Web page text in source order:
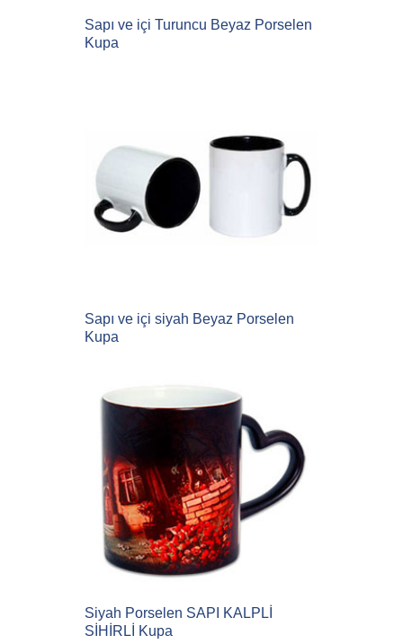
Sapı ve içi Turuncu Beyaz Porselen
Kupa
Sapı ve içi siyah Beyaz Porselen
Kupa
Siyah Porselen SAPI KALPLİ
SİHİRLİ Kupa